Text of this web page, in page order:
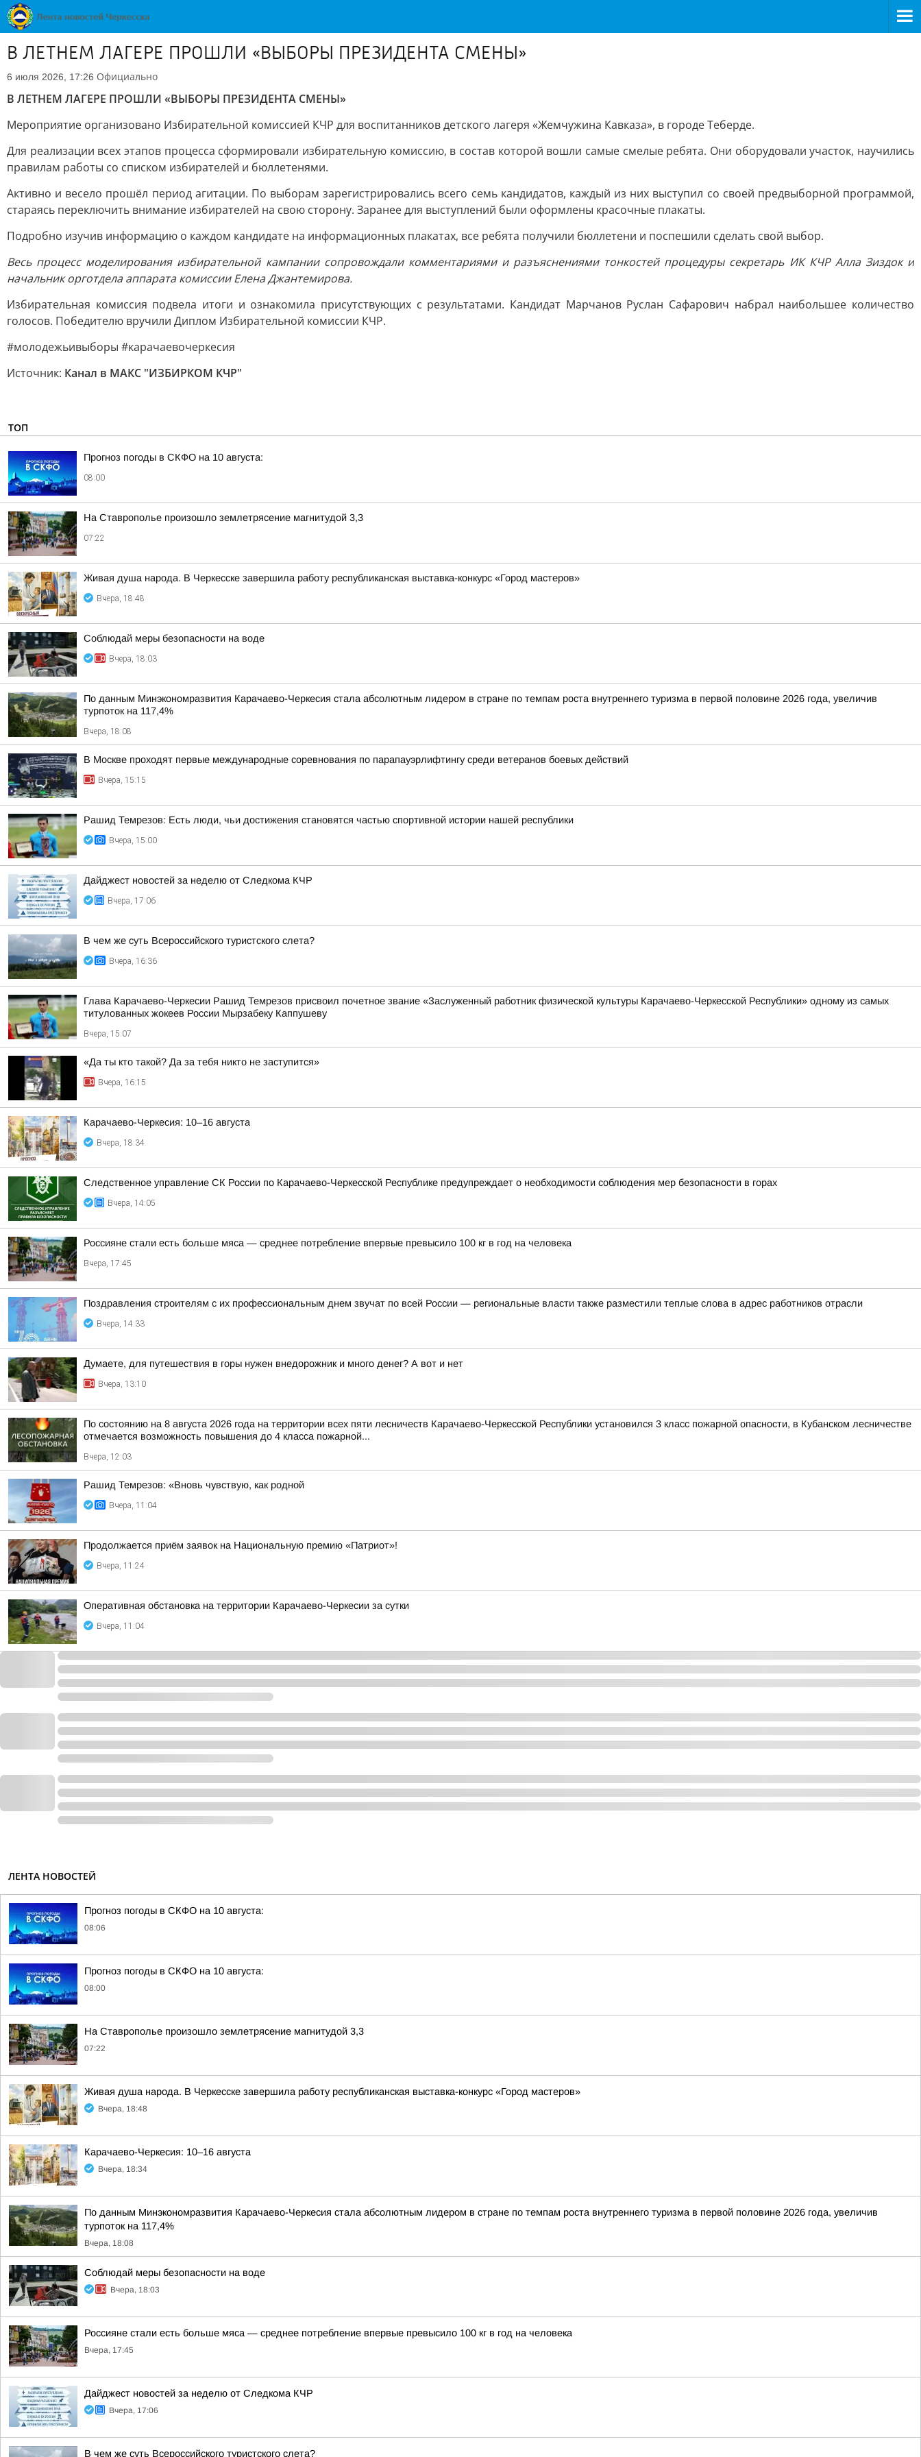
В ЛЕТНЕМ ЛАГЕРЕ ПРОШЛИ «ВЫБОРЫ ПРЕЗИДЕНТА СМЕНЫ»
6 июля 2026, 17:26 Официально
В ЛЕТНЕМ ЛАГЕРЕ ПРОШЛИ «ВЫБОРЫ ПРЕЗИДЕНТА СМЕНЫ»
Мероприятие организовано Избирательной комиссией КЧР для воспитанников детского лагеря «Жемчужина Кавказа», в городе Теберде.
Для реализации всех этапов процесса сформировали избирательную комиссию, в состав которой вошли самые смелые ребята. Они оборудовали участок, научились
правилам работы со списком избирателей и бюллетенями.
Активно и весело прошёл период агитации. По выборам зарегистрировались всего семь кандидатов, каждый из них выступил со своей предвыборной программой,
стараясь переключить внимание избирателей на свою сторону. Заранее для выступлений были оформлены красочные плакаты.
Подробно изучив информацию о каждом кандидате на информационных плакатах, все ребята получили бюллетени и поспешили сделать свой выбор.
Весь процесс моделирования избирательной кампании сопровождали комментариями и разъяснениями тонкостей процедуры секретарь ИК КЧР Алла Зиздок и
начальник орготдела аппарата комиссии Елена Джантемирова.
Избирательная комиссия подвела итоги и ознакомила присутствующих с результатами. Кандидат Марчанов Руслан Сафарович набрал наибольшее количество
голосов. Победителю вручили Диплом Избирательной комиссии КЧР.
#молодежьивыборы #карачаевочеркесия
Источник: Канал в МАКС "ИЗБИРКОМ КЧР"
ТОП
Прогноз погоды в СКФО на 10 августа:
08:00
На Ставрополье произошло землетрясение магнитудой 3,3
07:22
Живая душа народа. В Черкесске завершила работу республиканская выставка-конкурс «Город мастеров»
Вчера, 18:48
Соблюдай меры безопасности на воде
Вчера, 18:03
По данным Минэкономразвития Карачаево-Черкесия стала абсолютным лидером в стране по темпам роста внутреннего туризма в первой половине 2026 года, увеличив
турпоток на 117,4%
Вчера, 18:08
В Москве проходят первые международные соревнования по парапауэрлифтингу среди ветеранов боевых действий
Вчера, 15:15
Рашид Темрезов: Есть люди, чьи достижения становятся частью спортивной истории нашей республики
Вчера, 15:00
Дайджест новостей за неделю от Следкома КЧР
Вчера, 17:06
В чем же суть Всероссийского туристского слета?
Вчера, 16:36
Глава Карачаево-Черкесии Рашид Темрезов присвоил почетное звание «Заслуженный работник физической культуры Карачаево-Черкесской Республики» одному из самых
титулованных жокеев России Мырзабеку Каппушеву
Вчера, 15:07
«Да ты кто такой? Да за тебя никто не заступится»
Вчера, 16:15
Карачаево-Черкесия: 10–16 августа
Вчера, 18:34
Следственное управление СК России по Карачаево-Черкесской Республике предупреждает о необходимости соблюдения мер безопасности в горах
Вчера, 14:05
Россияне стали есть больше мяса — среднее потребление впервые превысило 100 кг в год на человека
Вчера, 17:45
Поздравления строителям с их профессиональным днем звучат по всей России — региональные власти также разместили теплые слова в адрес работников отрасли
Вчера, 14:33
Думаете, для путешествия в горы нужен внедорожник и много денег? А вот и нет
Вчера, 13:10
По состоянию на 8 августа 2026 года на территории всех пяти лесничеств Карачаево-Черкесской Республики установился 3 класс пожарной опасности, в Кубанском лесничестве
отмечается возможность повышения до 4 класса пожарной...
Вчера, 12:03
Рашид Темрезов: «Вновь чувствую, как родной
Вчера, 11:04
Продолжается приём заявок на Национальную премию «Патриот»!
Вчера, 11:24
Оперативная обстановка на территории Карачаево-Черкесии за сутки
Вчера, 11:04
ЛЕНТА НОВОСТЕЙ
Прогноз погоды в СКФО на 10 августа:
08:06
Прогноз погоды в СКФО на 10 августа:
08:00
На Ставрополье произошло землетрясение магнитудой 3,3
07:22
Живая душа народа. В Черкесске завершила работу республиканская выставка-конкурс «Город мастеров»
Вчера, 18:48
Карачаево-Черкесия: 10–16 августа
Вчера, 18:34
По данным Минэкономразвития Карачаево-Черкесия стала абсолютным лидером в стране по темпам роста внутреннего туризма в первой половине 2026 года, увеличив
турпоток на 117,4%
Вчера, 18:08
Соблюдай меры безопасности на воде
Вчера, 18:03
Россияне стали есть больше мяса — среднее потребление впервые превысило 100 кг в год на человека
Вчера, 17:45
Дайджест новостей за неделю от Следкома КЧР
Вчера, 17:06
В чем же суть Всероссийского туристского слета?